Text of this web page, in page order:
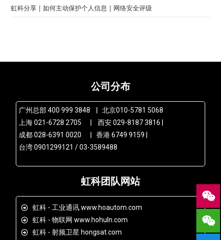
虹科分享 | 如何主动保护个人信息 | 网络安全评级
公司分布
广州总部 400 999 3848 | 北京010-5781 5068
上海 021-6728 2705 | 西安 029-8187 3816 |
成都 028-6391 0020 | 香港 6749 9159 |
台湾 0901299121 / 03-3589488
虹科团队网站
虹科 - 工业通讯 www.hoautom.com
虹科 - 物联网 www.hohuln.com
虹科 - 射频卫星 hongsat.com